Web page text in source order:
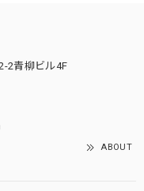
2青柳ビル4F
ABOUT